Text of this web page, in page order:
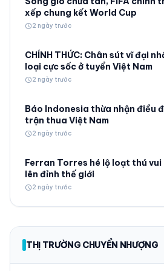
xếp chung kết World Cup
schedule2 ngày trước
CHÍNH THỨC: Chân sút vĩ đại
loại cực sốc ở tuyển Việt Nam
schedule2 ngày trước
Báo Indonesia thừa nhận điều
trận thua Việt Nam
schedule2 ngày trước
Ferran Torres hé lộ loạt thú
lên đỉnh thế giới
schedule2 ngày trước
THỊ TRƯỜNG CHUYỂN NHƯỢNG